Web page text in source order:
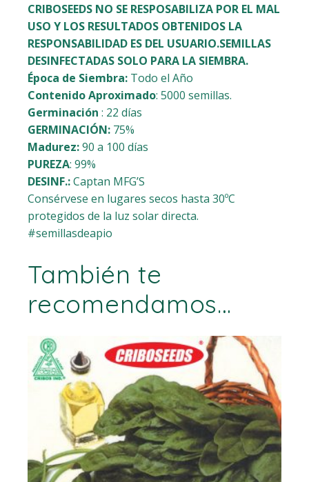
CRIBOSEEDS NO SE RESPOSABILIZA POR EL MAL
USO Y LOS RESULTADOS OBTENIDOS LA
RESPONSABILIDAD ES DEL USUARIO.SEMILLAS
DESINFECTADAS SOLO PARA LA SIEMBRA.
Época de Siembra: Todo el Año
Contenido Aproximado: 5000 semillas.
Germinación : 22 días
GERMINACIÓN: 75%
Madurez:90 a 100 días
PUREZA: 99%
DESINF.:Captan MFG’S
Consérvese en lugares secos hasta 30ºC
protegidos de la luz solar directa.
#semillasdeapio
También te
recomendamos…